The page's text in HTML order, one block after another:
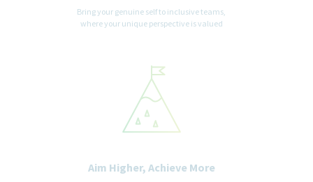
Bring your genuine self to inclusive teams,
where your unique perspective is valued
Aim Higher, Achieve More